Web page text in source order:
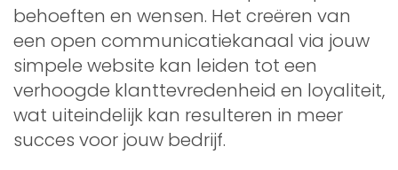
behoeften en wensen. Het creëren van
een open communicatiekanaal via jouw
simpele website kan leiden tot een
verhoogde klanttevredenheid en loyaliteit,
wat uiteindelijk kan resulteren in meer
succes voor jouw bedrijf.